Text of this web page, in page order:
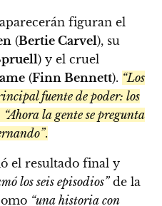
figuran el
(Bertie Carvel), su
) y el cruel
(Finn Bennett). “Los
fuente de poder: los
“Ahora la gente se pregunta
.
el resultado final y
los seis episodios”de la
“una historia con